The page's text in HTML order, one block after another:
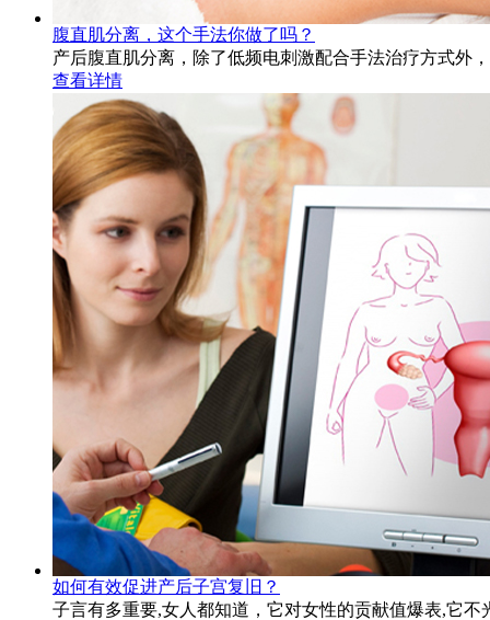
腹直肌分离，这个手法你做了吗？
产后腹直肌分离，除了低频电刺激配合手法治疗方式外
查看详情
如何有效促进产后子宫复旧？
子言有多重要,女人都知道，它对女性的贡献值爆表,它